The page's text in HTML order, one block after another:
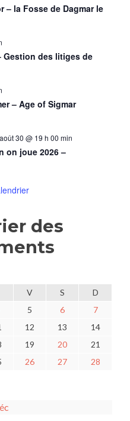
– la Fosse de Dagmar le
Gestion des litiges de
– Age of Sigmar
août 30 @ 19 h 00 min
on joue 2026 –
des
V S
D
5 6
7
12 13
14
19 20
21
26 27
28